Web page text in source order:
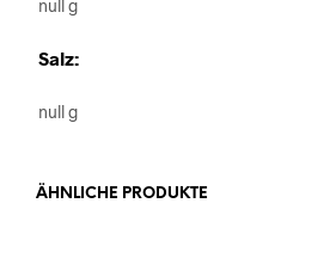
null g
Salz:
null g
ÄHNLICHE PRODUKTE